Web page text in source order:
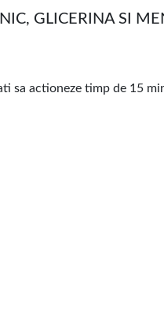
GLICERINA SI
actioneze timp de 15